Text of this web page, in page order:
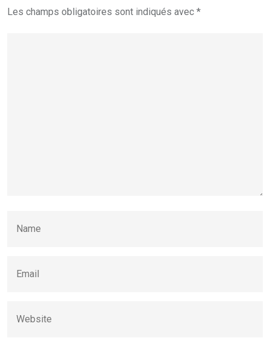
Les champs obligatoires sont indiqués avec *